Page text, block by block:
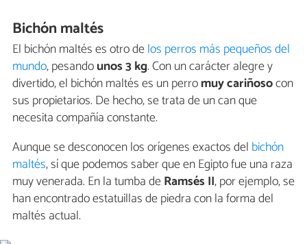
Bichón maltés
El bichón maltés es otro delos perros más pequeños del
mundo, pesandounos 3 kg. Con un carácter alegre y
divertido, el bichón maltés es un perromuycariñosocon
sus propietarios. De hecho, se trata de un can que
necesita compañía constante.
Aunque se desconocen los orígenes exactos del bichón
maltés, sí que podemos saber que en Egipto fue una raza
muy venerada. En la tumba deRamsés II, por ejemplo, se
han encontrado estatuillas de piedra con la forma del
maltés actual.